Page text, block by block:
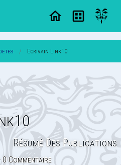
Ecrivain Link10
Résumé Des Publications
0 Commentaire